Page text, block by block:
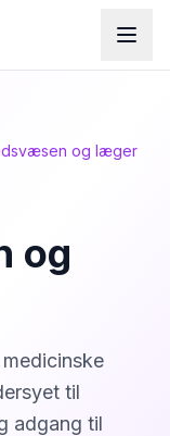
og læger
og
til
adgang til